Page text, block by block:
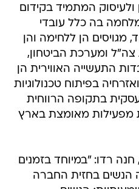
המתמיד בקידום
בה כלל עובדי
מגויסים הן ללחימה והן
צה"ל ומערכת הביטחון,
התעשייה האווירית הן
בפיתוח טכנולוגיות
בתקופה הרווחית
מפעילות מאומצת בארץ
רדו: "במיוחד בזמנים
הנשים בחזית החברה